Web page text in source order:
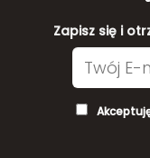
Zapisz się i